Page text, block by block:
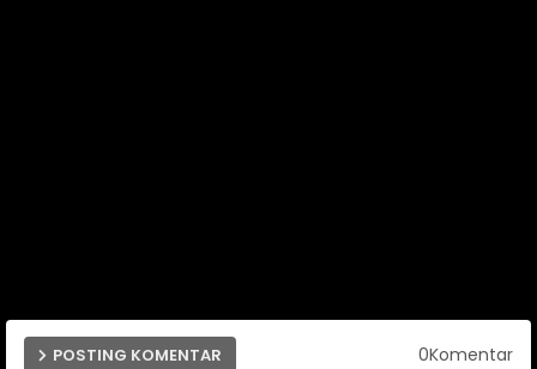
POSTING KOMENTAR 0Komentar